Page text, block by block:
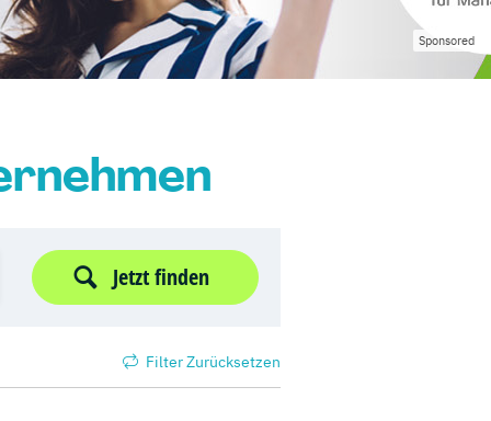
Sponsored
Jetzt finden
Filter Zurücksetzen